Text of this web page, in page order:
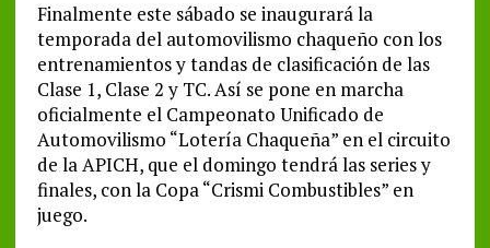
Finalmente este sábado se inaugurará la
temporada del automovilismo chaqueño con los
entrenamientos y tandas de clasificación de las
Clase 1, Clase 2 y TC. Así se pone en marcha
oficialmente el Campeonato Unificado de
Automovilismo “Lotería Chaqueña” en el circuito
de la APICH, que el domingo tendrá las series y
finales, con la Copa “Crismi Combustibles” en
juego.